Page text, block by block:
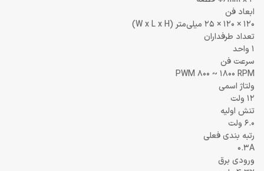
ابعاد فن
120 × 120 × 25 میلی‌متر (W x L x H)
تعداد طرفداران
1 واحد
سرعت فن
PWM 800 ~ 1800 RPM
ولتاژ اسمی
12 ولت
تنش اولیه
6.0 ولت
رتبه بندی فعلی
0.3A
ورودی برق